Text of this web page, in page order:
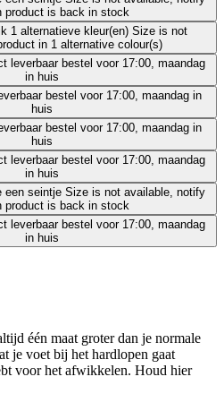
product is back in stock
1 alternatieve kleur(en) Size is not
in 1 alternative colour(s)
leverbaar bestel voor 17:00, maandag
in huis
bestel voor 17:00, maandag in
huis
bestel voor 17:00, maandag in
huis
leverbaar bestel voor 17:00, maandag
in huis
een seintje Size is not available, notify
product is back in stock
leverbaar bestel voor 17:00, maandag
in huis
één maat groter dan je normale
je voet bij het hardlopen gaat
voor het afwikkelen. Houd hier